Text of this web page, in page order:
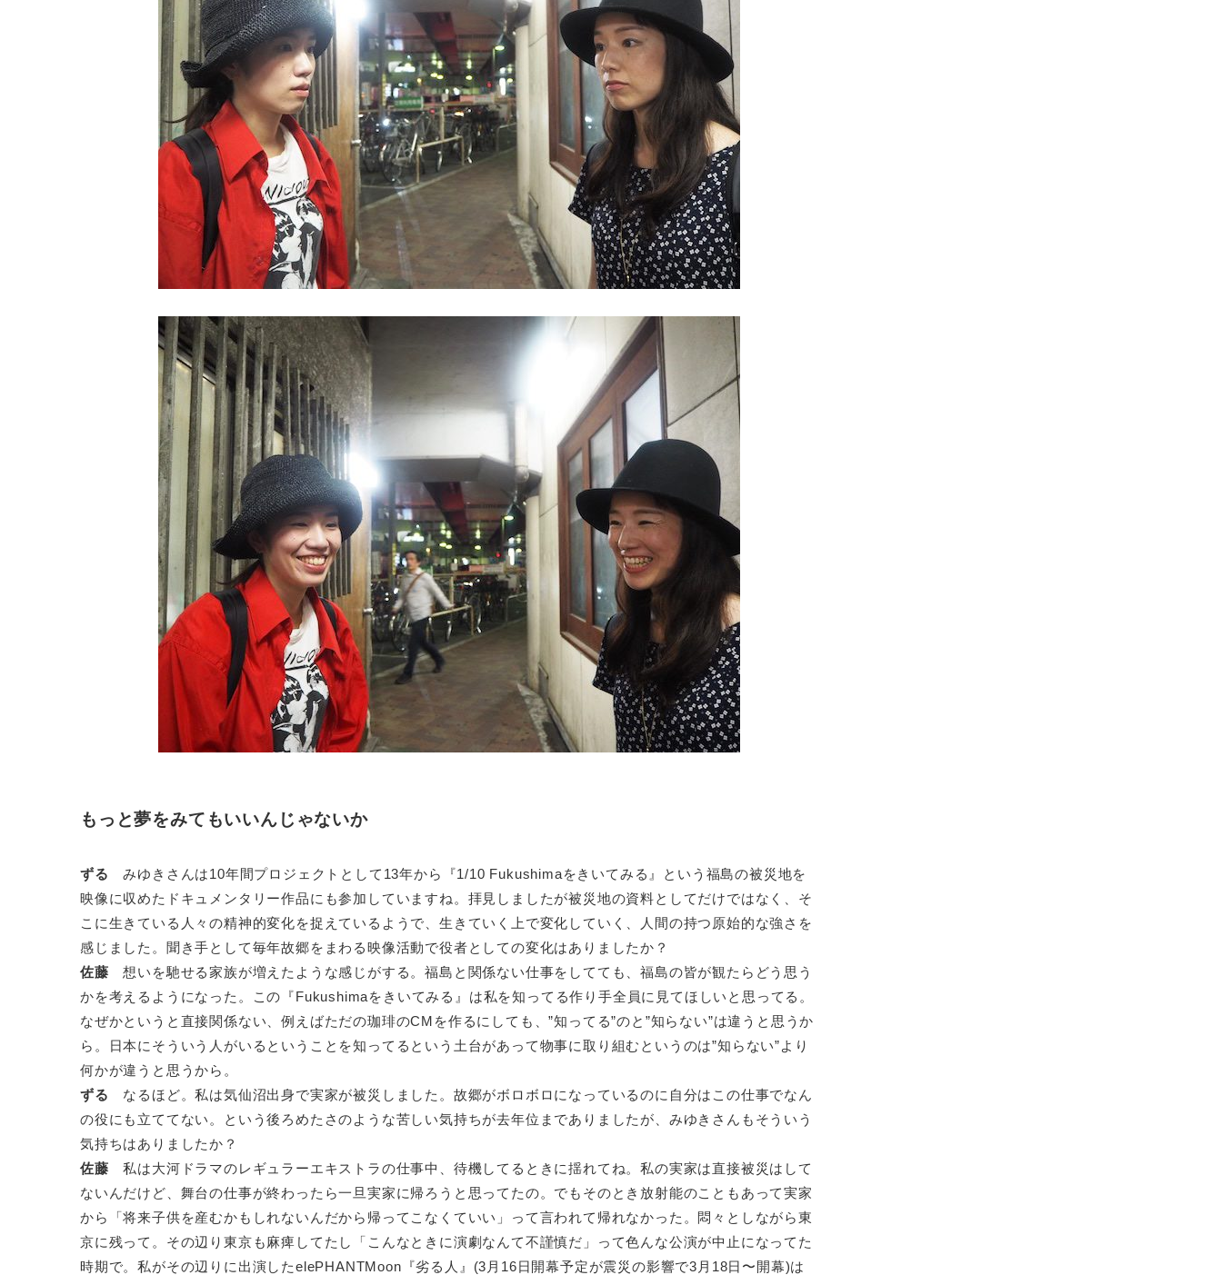
もっと夢をみてもいいんじゃないか
ずる みゆきさんは10年間プロジェクトとして13年から『1/10 Fukushimaをきいてみる』という福島の被災地を
映像に収めたドキュメンタリー作品にも参加していますね。拝見しましたが被災地の資料としてだけではなく、そ
こに生きている人々の精神的変化を捉えているようで、生きていく上で変化していく、人間の持つ原始的な強さを
感じました。聞き手として毎年故郷をまわる映像活動で役者としての変化はありましたか？
佐藤 想いを馳せる家族が増えたような感じがする。福島と関係ない仕事をしてても、福島の皆が観たらどう思う
かを考えるようになった。この『Fukushimaをきいてみる』は私を知ってる作り手全員に見てほしいと思ってる。
なぜかというと直接関係ない、例えばただの珈琲のCMを作るにしても、”知ってる”のと”知らない”は違うと思うか
ら。日本にそういう人がいるということを知ってるという土台があって物事に取り組むというのは”知らない”より
何かが違うと思うから。
ずる なるほど。私は気仙沼出身で実家が被災しました。故郷がボロボロになっているのに自分はこの仕事でなん
の役にも立ててない。という後ろめたさのような苦しい気持ちが去年位までありましたが、みゆきさんもそういう
気持ちはありましたか？
佐藤 私は大河ドラマのレギュラーエキストラの仕事中、待機してるときに揺れてね。私の実家は直接被災はして
ないんだけど、舞台の仕事が終わったら一旦実家に帰ろうと思ってたの。でもそのとき放射能のこともあって実家
から「将来子供を産むかもしれないんだから帰ってこなくていい」って言われて帰れなかった。悶々としながら東
京に残って。その辺り東京も麻痺してたし「こんなときに演劇なんて不謹慎だ」って色んな公演が中止になってた
時期で。私がその辺りに出演したelePHANTMoon『劣る人』(3月16日開幕予定が震災の影響で3月18日〜開幕)は